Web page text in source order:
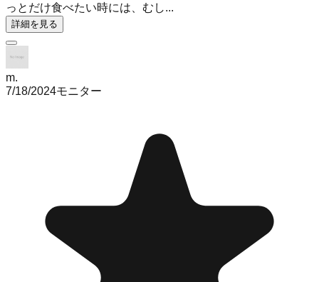
っとだけ食べたい時には、むし...
詳細を見る
m.
7/18/2024モニター